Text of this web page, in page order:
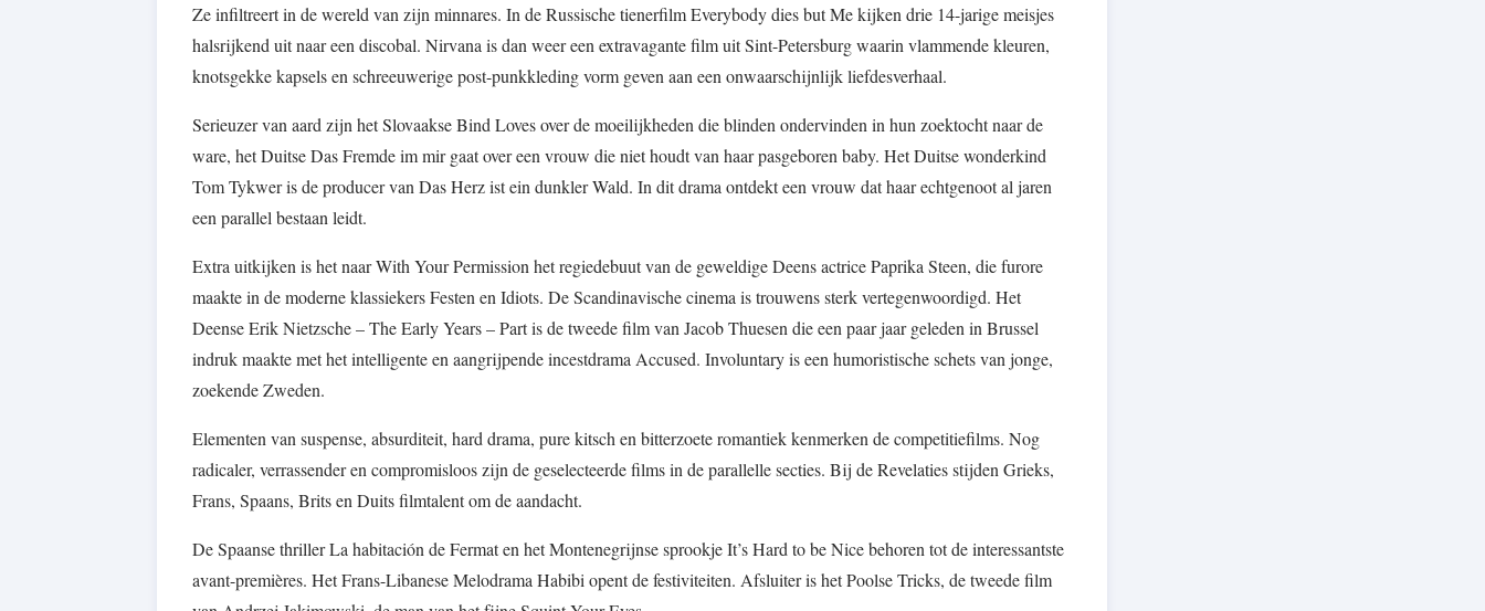
Ze infiltreert in de wereld van zijn minnares. In de Russische tienerfilm Everybody dies but Me kijken drie 14-jarige meisjes
halsrijkend uit naar een discobal. Nirvana is dan weer een extravagante film uit Sint-Petersburg waarin vlammende kleuren,
knotsgekke kapsels en schreeuwerige post-punkkleding vorm geven aan een onwaarschijnlijk liefdesverhaal.
Serieuzer van aard zijn het Slovaakse Bind Loves over de moeilijkheden die blinden ondervinden in hun zoektocht naar de
ware, het Duitse Das Fremde im mir gaat over een vrouw die niet houdt van haar pasgeboren baby. Het Duitse wonderkind
Tom Tykwer is de producer van Das Herz ist ein dunkler Wald. In dit drama ontdekt een vrouw dat haar echtgenoot al jaren
een parallel bestaan leidt.
Extra uitkijken is het naar With Your Permission het regiedebuut van de geweldige Deens actrice Paprika Steen, die furore
maakte in de moderne klassiekers Festen en Idiots. De Scandinavische cinema is trouwens sterk vertegenwoordigd. Het
Deense Erik Nietzsche – The Early Years – Part is de tweede film van Jacob Thuesen die een paar jaar geleden in Brussel
indruk maakte met het intelligente en aangrijpende incestdrama Accused. Involuntary is een humoristische schets van jonge,
zoekende Zweden.
Elementen van suspense, absurditeit, hard drama, pure kitsch en bitterzoete romantiek kenmerken de competitiefilms. Nog
radicaler, verrassender en compromisloos zijn de geselecteerde films in de parallelle secties. Bij de Revelaties stijden Grieks,
Frans, Spaans, Brits en Duits filmtalent om de aandacht.
De Spaanse thriller La habitación de Fermat en het Montenegrijnse sprookje It’s Hard to be Nice behoren tot de interessantste
avant-premières. Het Frans-Libanese Melodrama Habibi opent de festiviteiten. Afsluiter is het Poolse Tricks, de tweede film